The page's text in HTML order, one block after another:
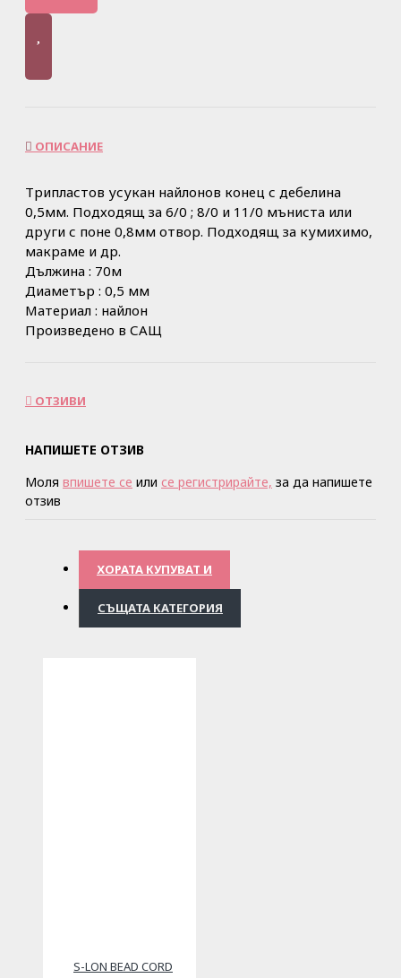
ОПИСАНИЕ
Трипластов усукан найлонов конец с дебелина
0,5мм. Подходящ за 6/0 ; 8/0 и 11/0 мъниста или
други с поне 0,8мм отвор. Подходящ за кумихимо,
макраме и др.
Дължина : 70м
Диаметър : 0,5 мм
Материал : найлон
Произведено в САЩ
ОТЗИВИ
НАПИШЕТЕ ОТЗИВ
Моля впишете се или се регистрирайте, за да напишете
отзив
ХОРАТА КУПУВАТ И
СЪЩАТА КАТЕГОРИЯ
S-LON BEAD CORD